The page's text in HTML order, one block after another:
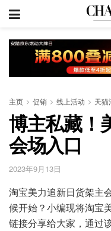
主页 促销 线上活动 天猫
博主私藏！
会场入口
2023年9月13日
淘宝美力追新日货架主
候开始？小编现将淘宝
链接分享给大家，通过